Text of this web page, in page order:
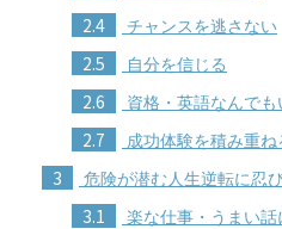
2.4 チャンスを逃さない
2.5 自分を信じる
2.6 資格・英語なんで
2.7 成功体験を積み重ね
3 危険が潜む人生逆転に忍
3.1 楽な仕事・うまい話